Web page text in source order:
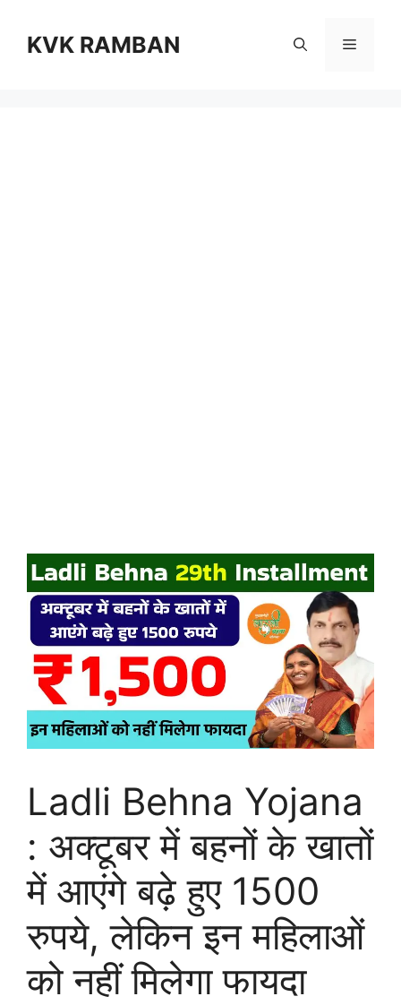
contentKVK RAMBAN Menu
Ladli Behna Yojana
: अक्टूबर में बहनों के खातों
में आएंगे बढ़े हुए 1500
रुपये, लेकिन इन महिलाओं
को नहीं मिलेगा फायदा